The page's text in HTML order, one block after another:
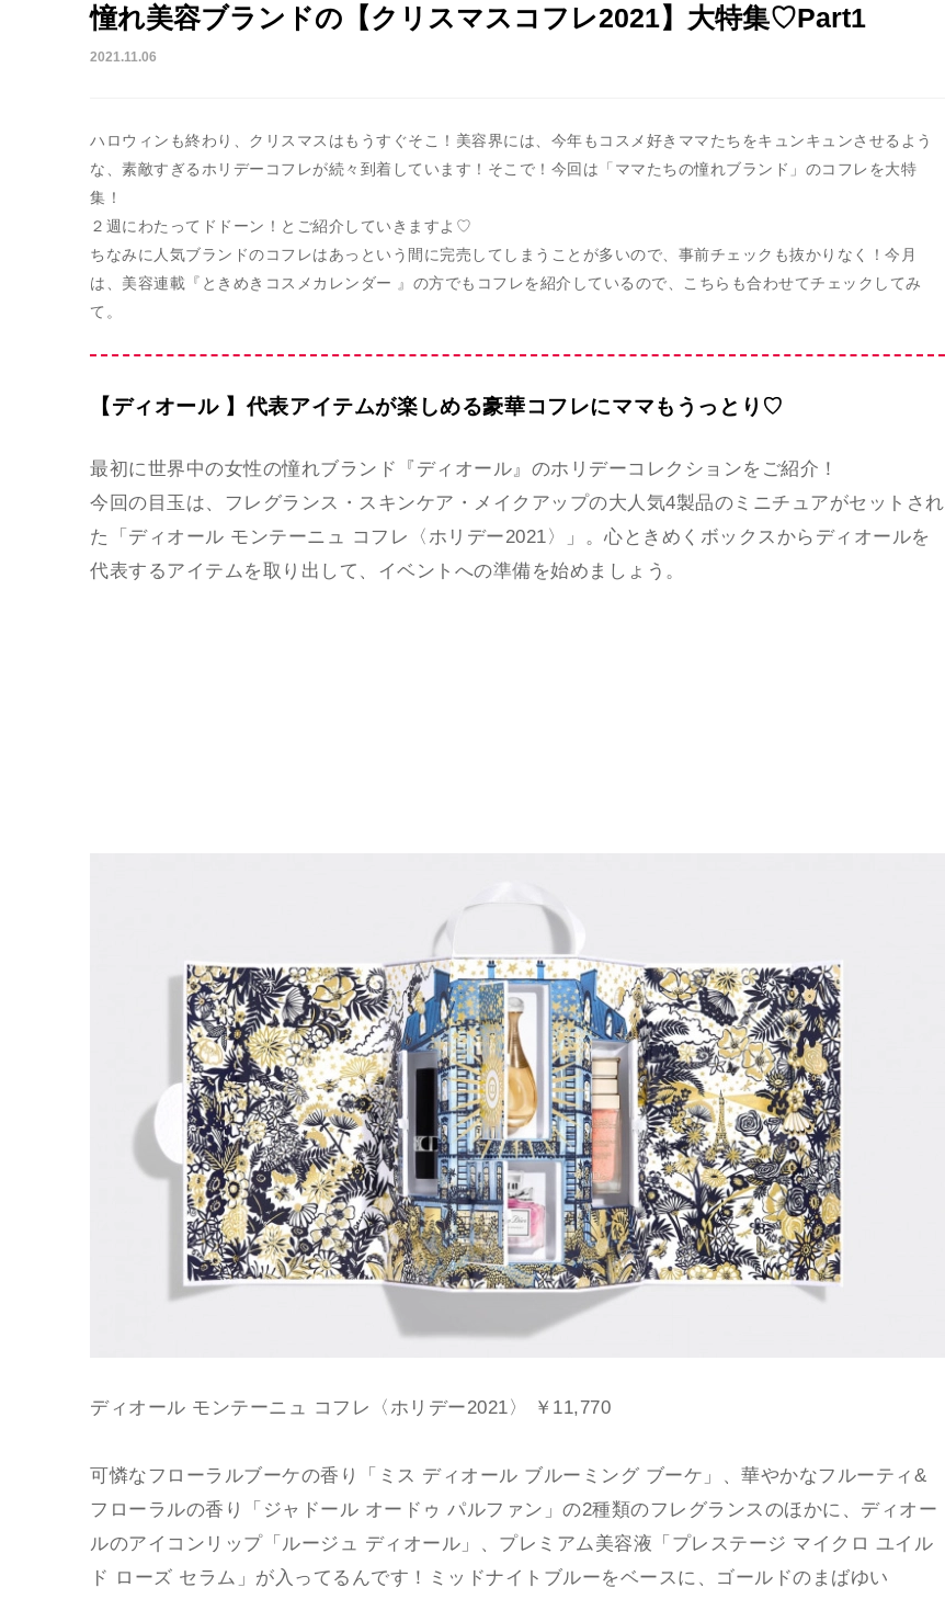
憧れ美容ブランドの【クリスマスコフレ2021】大特集♡Part1
2021.11.06
ハロウィンも終わり、クリスマスはもうすぐそこ！美容界には、今年もコスメ好きママたちをキュンキュンさせるよう
な、素敵すぎるホリデーコフレが続々到着しています！そこで！今回は「ママたちの憧れブランド」のコフレを大特
集！
２週にわたってドドーン！とご紹介していきますよ♡
ちなみに人気ブランドのコフレはあっという間に完売してしまうことが多いので、事前チェックも抜かりなく！今月
は、美容連載『ときめきコスメカレンダー 』の方でもコフレを紹介しているので、こちらも合わせてチェックしてみ
て。
【ディオール 】代表アイテムが楽しめる豪華コフレにママもうっとり♡
最初に世界中の女性の憧れブランド『ディオール』のホリデーコレクションをご紹介！
今回の目玉は、フレグランス・スキンケア・メイクアップの大人気4製品のミニチュアがセットされ
た「ディオール モンテーニュ コフレ〈ホリデー2021〉」。心ときめくボックスからディオールを
代表するアイテムを取り出して、イベントへの準備を始めましょう。
ディオール モンテーニュ コフレ〈ホリデー2021〉 ￥11,770
可憐なフローラルブーケの香り「ミス ディオール ブルーミング ブーケ」、華やかなフルーティ&
フローラルの香り「ジャドール オードゥ パルファン」の2種類のフレグランスのほかに、ディオー
ルのアイコンリップ「ルージュ ディオール」、プレミアム美容液「プレステージ マイクロ ユイル
ド ローズ セラム」が入ってるんです！ミッドナイトブルーをベースに、ゴールドのまばゆい